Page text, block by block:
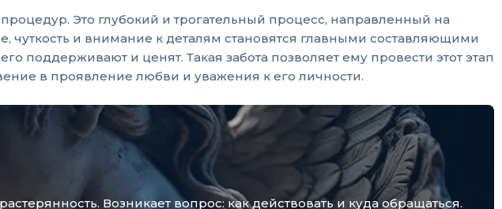
Это глубокий и трогательный процесс, направленный на
чуткость и внимание к деталям становятся главными составляющими
поддерживают и ценят. Такая забота позволяет ему провести этот этап
в проявление любви и уважения к его личности.
Возникает вопрос: как действовать и куда обращаться.